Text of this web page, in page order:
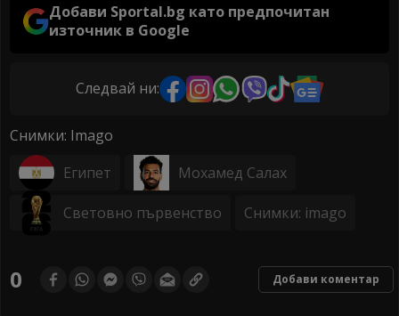
Добави Sportal.bg като предпочитан
източник в Google
Следвай ни:
Снимки: Imago
Египет
Мохамед Салах
Световно първенство Снимки: imago
0 Добави коментар